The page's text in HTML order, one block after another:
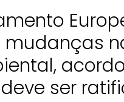
mudanças
ser